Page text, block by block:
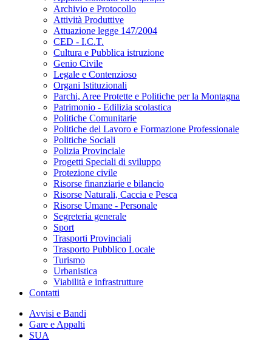
Archivio e Protocollo
Attività Produttive
Attuazione legge 147/2004
CED - I.C.T.
Cultura e Pubblica istruzione
Genio Civile
Legale e Contenzioso
Organi Istituzionali
Parchi, Aree Protette e Politiche per la Montagna
Patrimonio - Edilizia scolastica
Politiche Comunitarie
Politiche del Lavoro e Formazione Professionale
Politiche Sociali
Polizia Provinciale
Progetti Speciali di sviluppo
Protezione civile
Risorse finanziarie e bilancio
Risorse Naturali, Caccia e Pesca
Risorse Umane - Personale
Segreteria generale
Sport
Trasporti Provinciali
Trasporto Pubblico Locale
Turismo
Urbanistica
Viabilità e infrastrutture
Contatti
Avvisi e Bandi
Gare e Appalti
SUA